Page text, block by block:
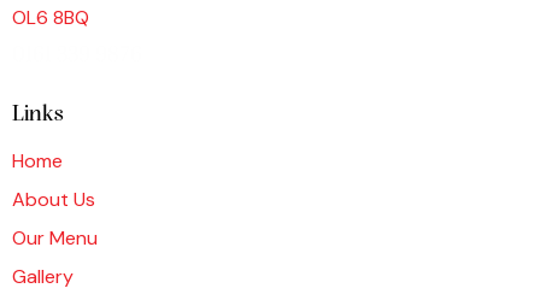
OL6 8BQ
Links
Home
About Us
Our Menu
Gallery